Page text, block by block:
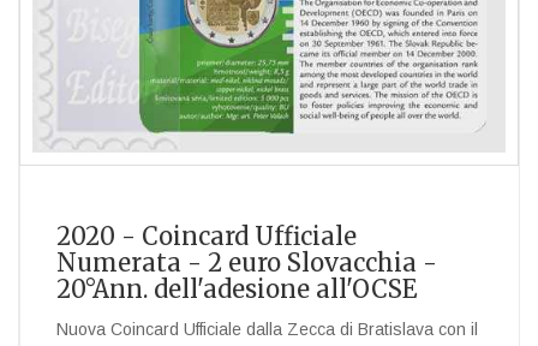
2020 - Coincard Ufficiale
Numerata - 2 euro Slovacchia -
20°Ann. dell'adesione all'OCSE
Nuova Coincard Ufficiale dalla Zecca di Bratislava con il